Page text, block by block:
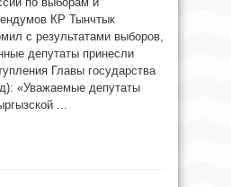
КР Тынчтык
с результатами выборов,
депутаты принесли
Главы государства
«Уважаемые депутаты
...